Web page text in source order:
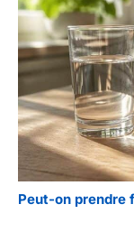
Peut-on prendre